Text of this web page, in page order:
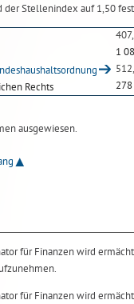
Stellenindex auf 1,50
407,
1
512,
Rechts
278
ausgewiesen.
für Finanzen wird
für Finanzen wird